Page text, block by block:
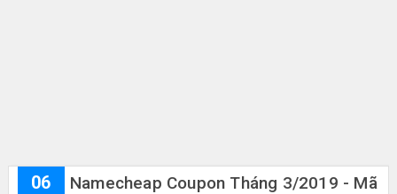
06
Namecheap Coupon Tháng 3/2019 - Mã